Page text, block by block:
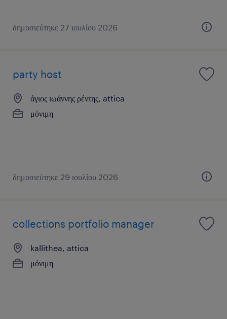
δημοσιεύτηκε 27 ιουλίου 2026
party host
άγιος ιωάννης ρέντης, attica
μόνιμη
δημοσιεύτηκε 29 ιουλίου 2026
collections portfolio manager
kallithea, attica
μόνιμη